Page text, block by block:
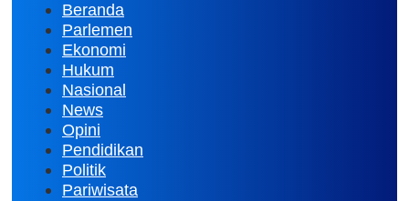
Beranda
Parlemen
Ekonomi
Hukum
Nasional
News
Opini
Pendidikan
Politik
Pariwisata